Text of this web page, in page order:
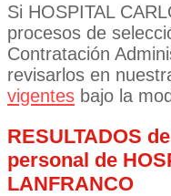
Si HOSPITAL
procesos de
Contratación
revisarlos en
vigentes bajo la
RESULTADOS
personal de
LANFRANCO